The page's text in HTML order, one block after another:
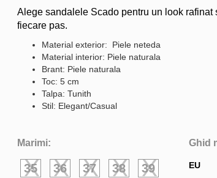
Alege sandalele Scado pentru un look rafinat
fiecare pas.
Material exterior: Piele neteda
Material interior: Piele naturala
Brant: Piele naturala
Toc: 5 cm
Talpa: Tunith
Stil: Elegant/Casual
Marimi:
35 36 37 38
39
Ghid
EU